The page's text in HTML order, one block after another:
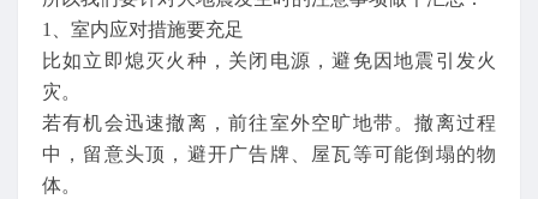
1、室内应对措施要充足
比如立即熄灭火种，关闭电源，避免因地震引发火
灾。
若有机会迅速撤离，前往室外空旷地带。撤离过程
中，留意头顶，避开广告牌、屋瓦等可能倒塌的物
体。